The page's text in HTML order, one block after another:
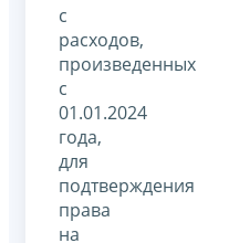
с
расходов,
произведенных
с
01.01.2024
года,
для
подтверждения
права
на